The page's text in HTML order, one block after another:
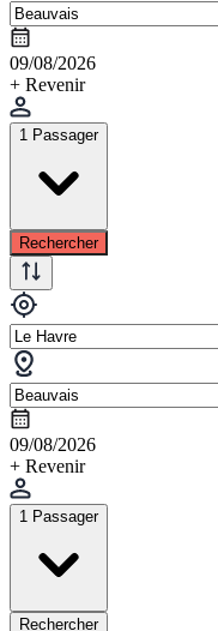
09/08/2026
+ Revenir
1 Passager
Rechercher
09/08/2026
+ Revenir
1 Passager
Rechercher